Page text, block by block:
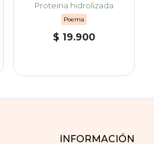
Proteina hidrolizada
Poema
$ 19.900
INFORMACIÓN